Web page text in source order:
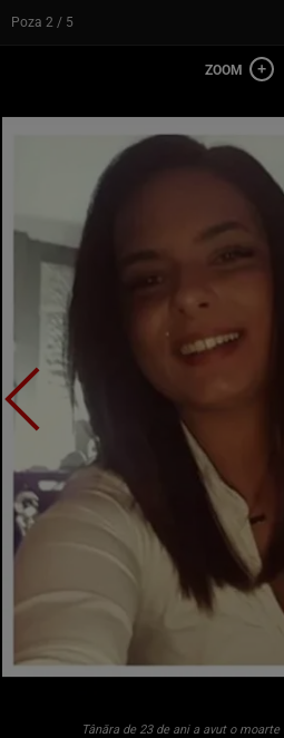
Poza 2 / 5
Tânăra de 23 de ani a avut o